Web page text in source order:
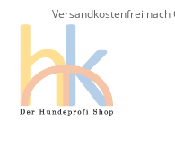
Versandkostenfrei nach